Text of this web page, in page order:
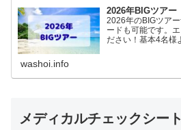
2026年BIGツアー
2026年のBIGツア
ードも可能です。
ださい！基本4名様
（12.19更新）ダ
washoi.info
メディカルチェックシート